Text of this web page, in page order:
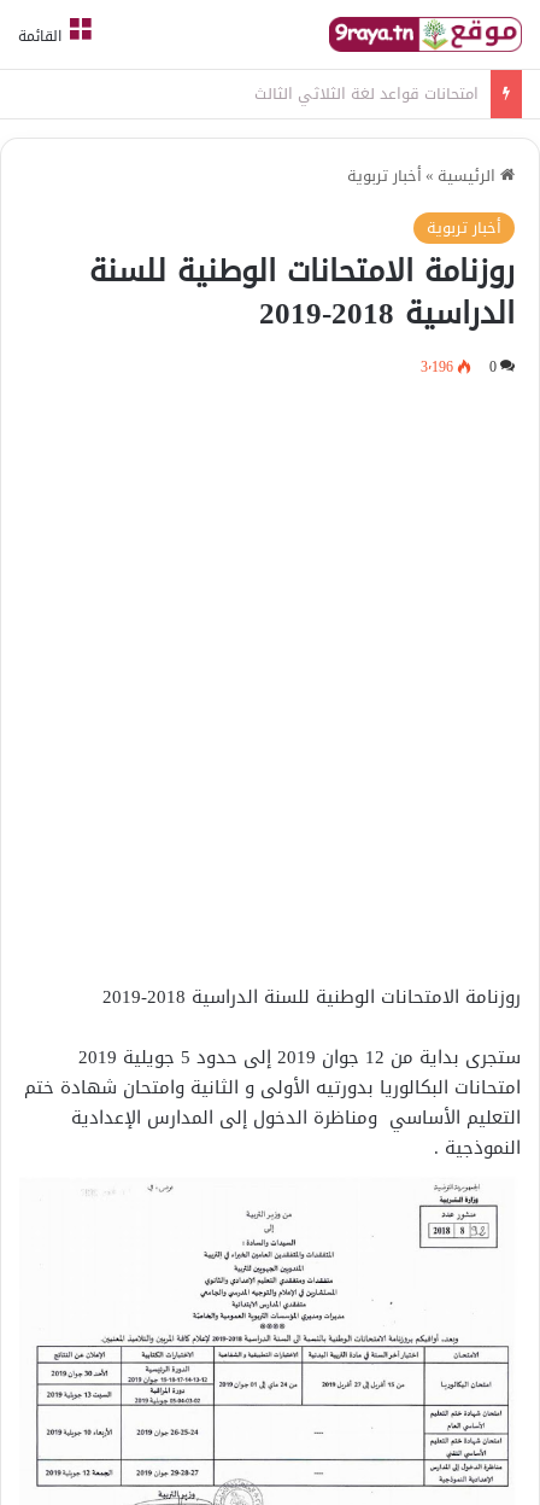
القائمة
امتحانات قواعد لغة الثلاثي الثالث
الرئيسية »أخبار تربوية
أخبار تربوية
روزنامة الامتحانات الوطنية للسنة
الدراسية 2018-2019
0 3٬196
روزنامة الامتحانات الوطنية للسنة الدراسية 2018-2019
امتحانات البكالوريا بدورتيه الأولى و الثانية وامتحان شهادة ختم
التعليم الأساسي ومناظرة الدخول إلى المدارس الإعدادية
النموذجية .